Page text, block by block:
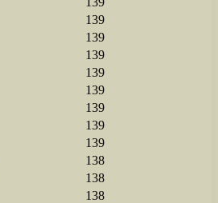
139
139
139
139
139
139
139
139
138
138
138